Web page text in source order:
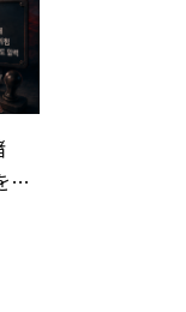
巡